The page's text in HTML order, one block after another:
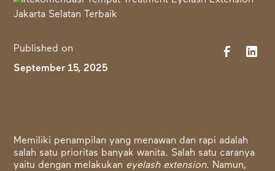
Published on
September 15, 2025
Memiliki penampilan yang menawan dan rapi adalah
salah satu prioritas banyak wanita. Salah satu caranya
yaitu dengan melakukan eyelash extension. Namun,